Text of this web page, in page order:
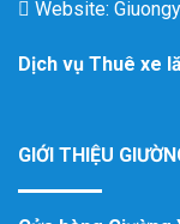
Website:
Dịch vụ Thuê xe
GIỚI THIỆU